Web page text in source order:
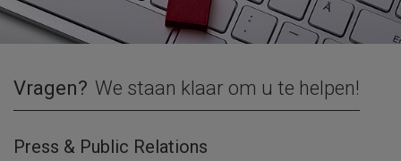
Vragen? We staan klaar om u te helpen!
Press & Public Relations